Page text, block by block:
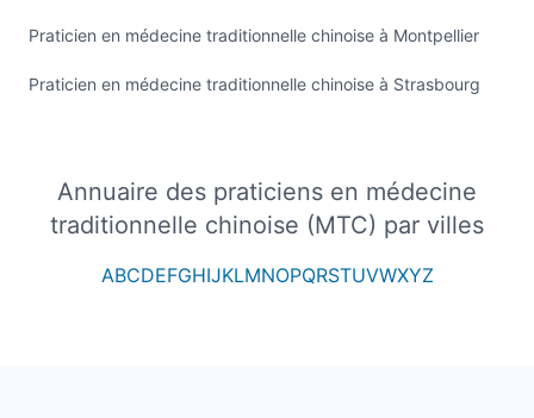
Praticien en médecine traditionnelle chinoise à Montpellier
Praticien en médecine traditionnelle chinoise à Strasbourg
Annuaire des praticiens en médecine
traditionnelle chinoise (MTC) par villes
ABCDEFGHIJKLMNOPQRSTUVWXYZ